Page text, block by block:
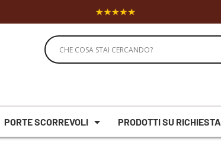
PORTE SCORREVOLI PRODOTTI SU RICHIESTA